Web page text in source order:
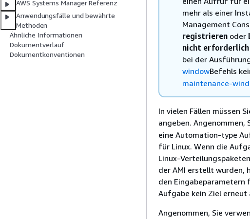
AWS Systems Manager Referenz
Anwendungsfälle und bewährte
Methoden
Ähnliche Informationen
Dokumentverlauf
Dokumentkonventionen
mehr als einer
Management
registrieren oder
nicht erforderlich
bei der
windowBefehls
maintenance-
In vielen Fällen müssen
angeben.
eine Automation-type
für Linux. Wenn die
Linux-
der AMI erstellt wurden,
den Eingabeparametern
Aufgabe kein Ziel erneut
Angenommen, Sie